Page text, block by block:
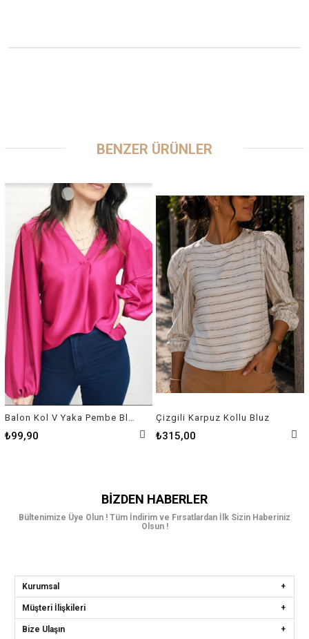
BENZER ÜRÜNLER
₺99,90
Çizgili Karpuz Kollu Bluz
₺315,00
BIZDEN HABERLER
Bültenimize Üye Olun ! Tüm İndirim ve Fırsatlardan İlk Sizin Haberiniz
Olsun !
Kurumsal
Müşteri İlişkileri
Bize Ulaşın